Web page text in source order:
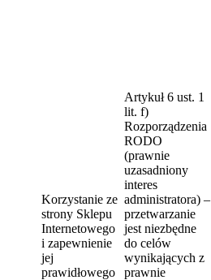
Korzystanie ze
strony Sklepu
Internetowego
i zapewnienie
jej
prawidłowego
Artykuł 6 ust. 1
lit. f)
Rozporządzenia
RODO
(prawnie
uzasadniony
interes
administratora) –
przetwarzanie
jest niezbędne
do celów
wynikających z
prawnie